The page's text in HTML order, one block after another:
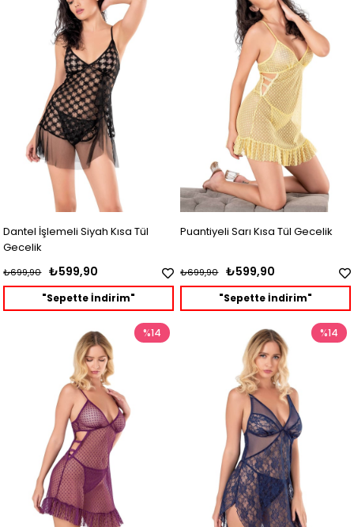
Dantel İşlemeli Siyah Kısa Tül
Gecelik
₺599,90
₺699,90
"Sepette İndirim"
Puantiyeli Sarı Kısa Tül Gecelik
₺599,90
₺699,90
"Sepette İndirim"
%14 %14